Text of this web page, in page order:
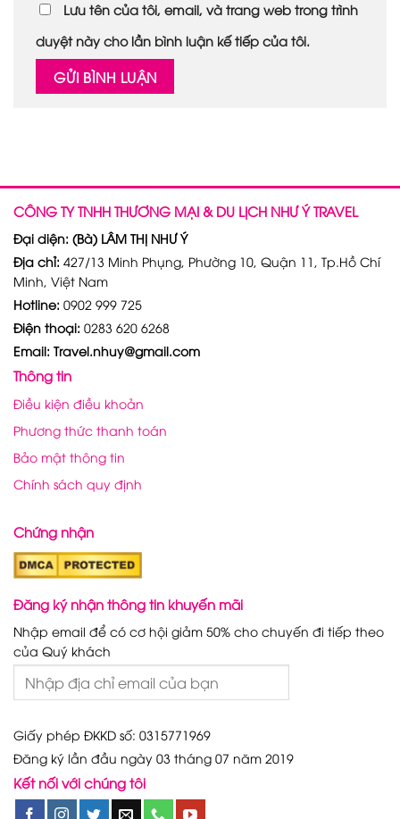
Lưu tên của tôi, email, và trang web trong trình
duyệt này cho lần bình luận kế tiếp của tôi.
CÔNG TY TNHH THƯƠNG MẠI & DU LỊCH NHƯ Ý TRAVEL
Đại diện: (Bà) LÂM THỊ NHƯ Ý
Địa chỉ: 427/13 Minh Phụng, Phường 10, Quận 11, Tp.Hồ Chí
Minh, Việt Nam
Hotline: 0902 999 725
Điện thoại: 0283 620 6268
Email: Travel.nhuy@gmail.com
Thông tin
Điều kiện điều khoản
Phương thức thanh toán
Bảo mật thông tin
Chính sách quy định
Chứng nhận
Đăng ký nhận thông tin khuyến mãi
Nhập email để có cơ hội giảm 50% cho chuyến đi tiếp theo
của Quý khách
Giấy phép ĐKKD số: 0315771969
Đăng ký lần đầu ngày 03 tháng 07 năm 2019
Kết nối với chúng tôi